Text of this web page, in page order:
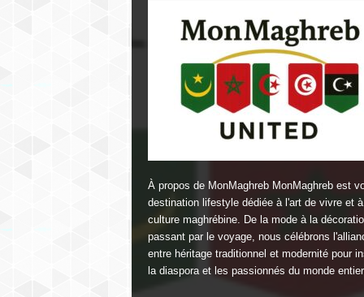
À propos de MonMaghreb MonMaghreb est
destination lifestyle dédiée à l'art de vivre et
culture maghrébine. De la mode à la
passant par le voyage, nous célébrons
entre héritage traditionnel et modernité pour
la diaspora et les passionnés du monde